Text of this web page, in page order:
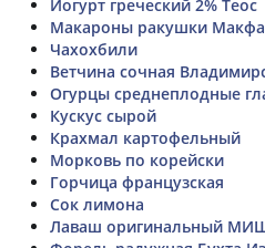
Йогурт греческий 2% Теос
Макароны ракушки Макфа
Чахохбили
Ветчина сочная
Огурцы среднеплодные
Кускус сырой
Крахмал картофельный
Морковь по корейски
Горчица французская
Сок лимона
Лаваш оригинальный